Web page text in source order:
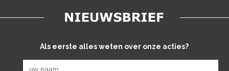
Als eerste alles weten over onze acties?